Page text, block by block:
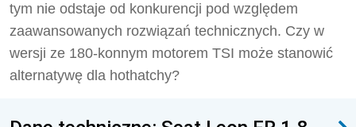
tym nie odstaje od konkurencji pod względem
zaawansowanych rozwiązań technicznych. Czy w
wersji ze 180-konnym motorem TSI może stanowić
alternatywę dla hothatchy?